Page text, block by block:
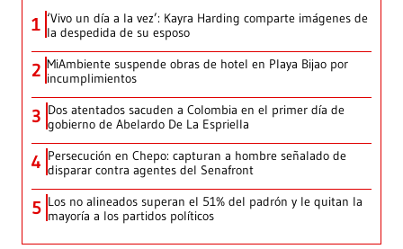
1 ‘Vivo un día a la vez’: Kayra Harding comparte imágenes de
la despedida de su esposo
2 MiAmbiente suspende obras de hotel en Playa Bijao por
incumplimientos
3 Dos atentados sacuden a Colombia en el primer día de
gobierno de Abelardo De La Espriella
4 Persecución en Chepo: capturan a hombre señalado de
disparar contra agentes del Senafront
5 Los no alineados superan el 51% del padrón y le quitan la
mayoría a los partidos políticos